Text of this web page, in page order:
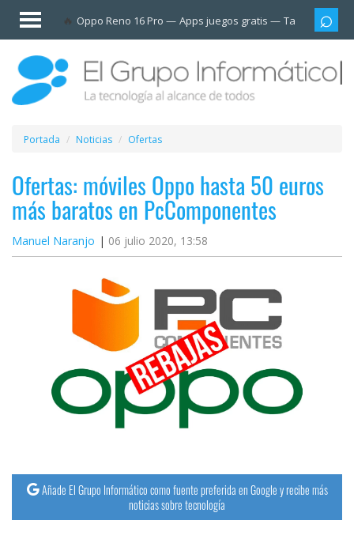
Oppo Reno 16 Pro Apps juegos gratis Tarjetas
Invitado
Iniciar
sesión /
Registrarse
Esenciales
Móviles
Ofertas
Apps
Plataformas
Operadores
y
Tutoriales
Portada Noticias Ofertas
Ofertas: móviles Oppo hasta 50 euros
más baratos en PcComponentes
Manuel Naranjo 06 julio 2020, 13:58
Añade El Grupo Informático como fuente preferida en Google y recibe más
noticias sobre tecnología